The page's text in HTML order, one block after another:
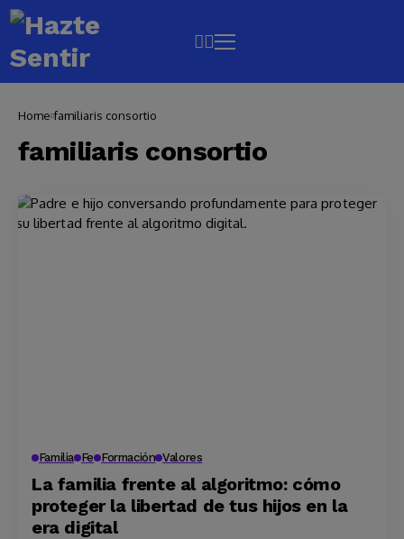
Home familiaris consortio
familiaris consortio
Familia Fe Formación Valores
La familia frente al algoritmo: cómo
proteger la libertad de tus hijos en la
era digital